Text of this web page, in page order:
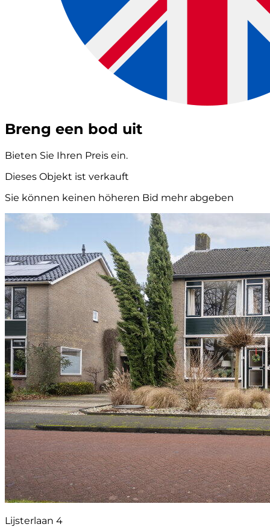
Breng een bod uit
Bieten Sie Ihren Preis ein.
Dieses Objekt ist verkauft
Sie können keinen höheren Bid mehr abgeben
Lijsterlaan 4